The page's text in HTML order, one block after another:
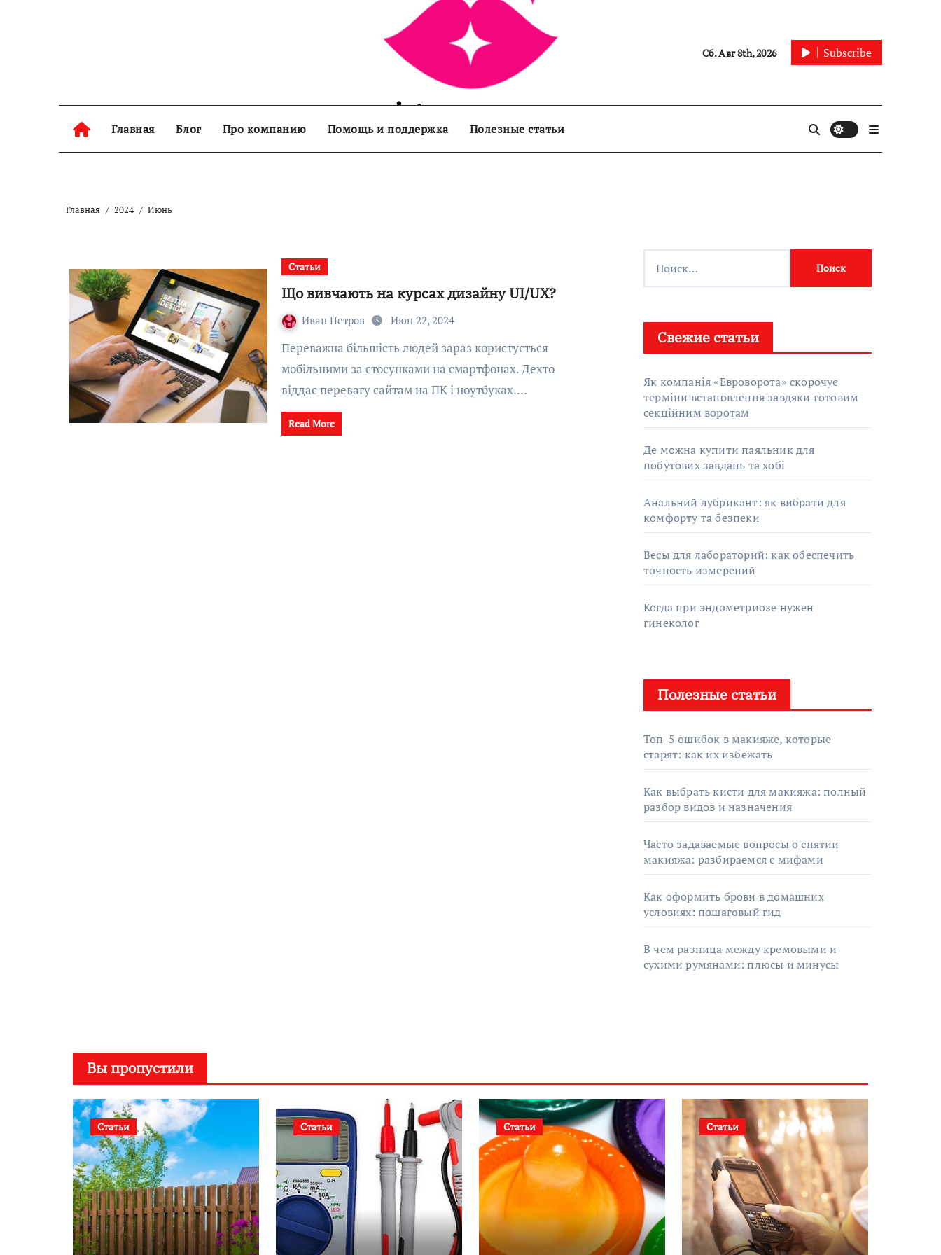
sisters.com.ua
Сб. Авг 8th, 2026 Subscribe
Главная Блог Про компанию Помощь и поддержка Полезные статьи
Главная 2024 Июнь
Статьи
Що вивчають на курсах дизайну UI/UX?
Иван Петров Июн 22, 2024
Переважна більшість людей зараз користується
мобільними за стосунками на смартфонах. Дехто
віддає перевагу сайтам на ПК і ноутбуках.…
Read More
Свежие статьи
Як компанія «Евроворота» скорочує
терміни встановлення завдяки готовим
секційним воротам
Де можна купити паяльник для
побутових завдань та хобі
Анальний лубрикант: як вибрати для
комфорту та безпеки
Весы для лабораторий: как обеспечить
точность измерений
Когда при эндометриозе нужен
гинеколог
Полезные статьи
Топ-5 ошибок в макияже, которые
старят: как их избежать
Как выбрать кисти для макияжа: полный
разбор видов и назначения
Часто задаваемые вопросы о снятии
макияжа: разбираемся с мифами
Как оформить брови в домашних
условиях: пошаговый гид
В чем разница между кремовыми и
сухими румянами: плюсы и минусы
Вы пропустили
Статьи Статьи Статьи Статьи